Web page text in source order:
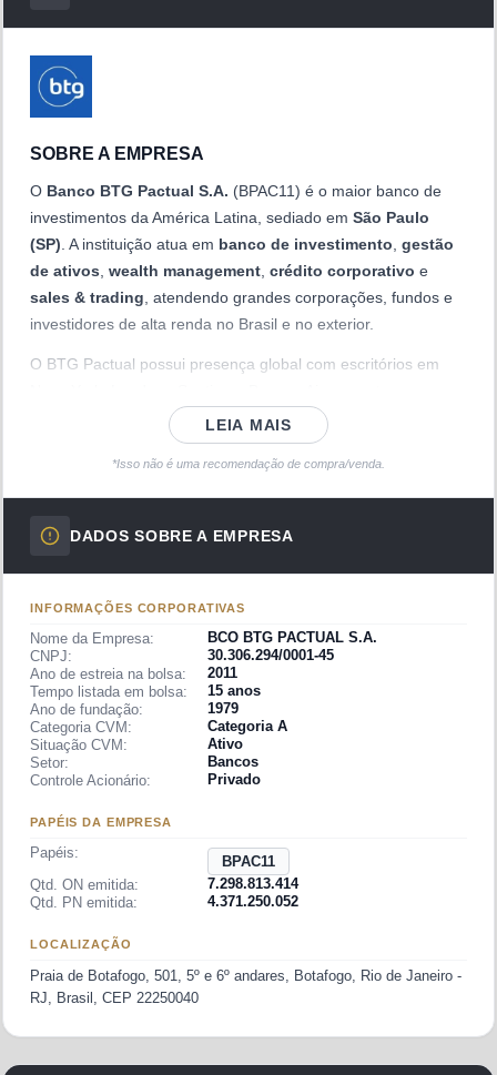
SOBRE A EMPRESA
O Banco BTG Pactual S.A. (BPAC11) é o maior banco de
investimentos da América Latina, sediado em São Paulo
(SP) . A instituição atua em banco de investimento gestão
de ativos wealth management crédito corporativo e
sales & trading , atendendo grandes corporações, fundos e
investidores de alta renda no Brasil e no exterior.
O BTG Pactual possui presença global com escritórios em
financeiras. Suas operações abrangem
fusões e aquisições
emissões de dívida e equity,financiamento
estruturado,fundos de private equitye plataformas
digitais de investimento como oBTG+ banke oBTG Mais.
As units são negociadas na B3 sob o código
aos grandes bancos de investimento globais.
História do BTG Pactual
O BTG Pactual tem origem noBanco Pactual
1983no Rio de Janeiro como corretora de valores. Em
o UBS suíço adquiriu o Pactual por US$ 3,1 bilhões, mas em
2009André Esteves e sócios recompraram a operação e
maior da história do setor financeiro brasileiro até então,
captando cerca de R$ 3,7 bilhões. Desde então, expandiu
tornando-se referência em serviços financeiros integrados
para pessoas físicas e jurídicas no Brasil.
O BTG Pactual distribui dividendos e juros sobre capital
próprio (JCP) de forma recorrente, com política de payout
LEIA MAIS
*Isso não é uma recomendação de compra/venda.
DADOS SOBRE A EMPRESA
INFORMAÇÕES CORPORATIVAS
Nome da Empresa:
BCO BTG PACTUAL S.A.
CNPJ:
30.306.294/0001-45
Ano de estreia na bolsa:
2011
Tempo listada em bolsa:
15 anos
Ano de fundação:
1979
Categoria CVM:
Categoria A
Situação CVM:
Ativo
Setor:
Bancos
Controle Acionário:
Privado
PAPÉIS DA EMPRESA
Papéis:
BPAC11
Qtd. ON emitida:
7.298.813.414
Qtd. PN emitida:
4.371.250.052
LOCALIZAÇÃO
Praia de Botafogo, 501, 5º e 6º andares, Botafogo, Rio de Janeiro -
RJ, Brasil, CEP 22250040